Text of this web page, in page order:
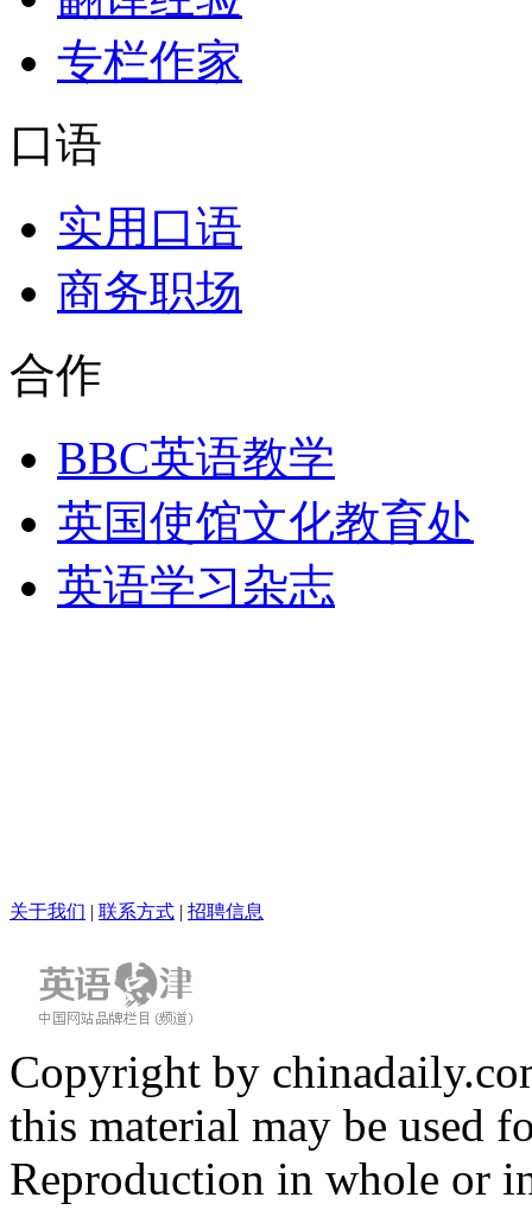
专栏作家
口语
实用口语
商务职场
合作
BBC英语教学
英国使馆文化教育处
英语学习杂志
关于我们 | 联系方式 | 招聘信息
Copyright by
this material may be used
Reproduction in whole or